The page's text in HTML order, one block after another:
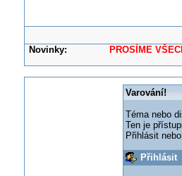
Novinky: PROSÍME VŠECHNY
Varování!
Téma nebo
Ten je
Přihlásit
Přihlásit